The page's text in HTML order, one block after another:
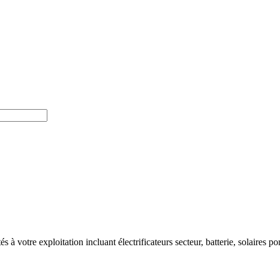
à votre exploitation incluant électrificateurs secteur, batterie, solaires